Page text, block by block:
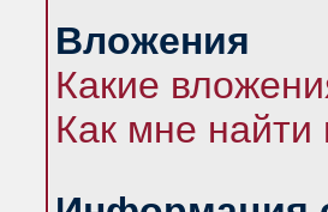
Вложения
Какие
Как мне